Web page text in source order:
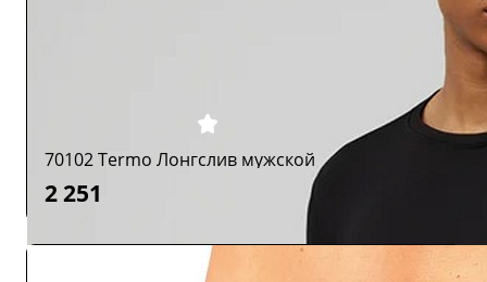
70102 Termo Лонгслив мужской
2 251